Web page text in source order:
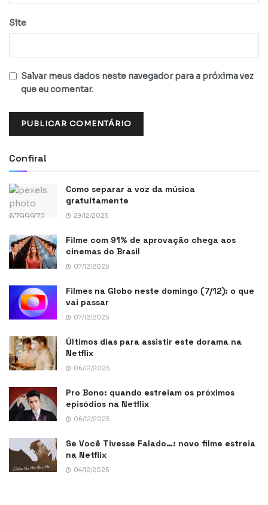
Site
Salvar meus dados neste navegador para a próxima vez
que eu comentar.
Confira!
Como separar a voz da música
gratuitamente
29/12/2025
Filme com 91% de aprovação chega aos
cinemas do Brasil
07/12/2025
Filmes na Globo neste domingo (7/12): o que
vai passar
07/12/2025
Últimos dias para assistir este dorama na
Netflix
06/12/2025
Pro Bono: quando estreiam os próximos
episódios na Netflix
06/12/2025
Se Você Tivesse Falado…: novo filme estreia
na Netflix
04/12/2025